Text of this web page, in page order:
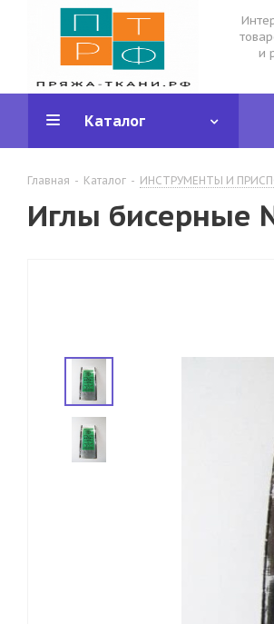
и
Каталог
Главная - Каталог - ИНСТРУМЕНТЫ И
Иглы бисерные